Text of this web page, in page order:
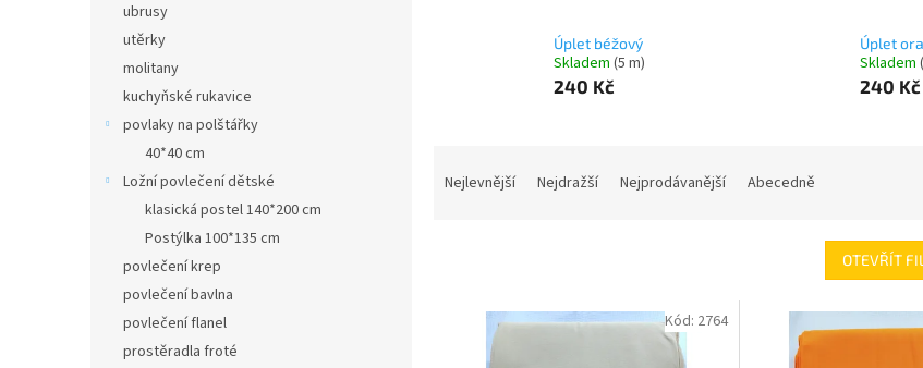
ubrusy
utěrky
molitany
kuchyňské rukavice
povlaky na polštářky
40*40 cm
Ložní povlečení dětské
klasická postel 140*200 cm
Postýlka 100*135 cm
povlečení krep
povlečení bavlna
povlečení flanel
prostěradla froté
Úplet béžový
Skladem (5 m)
240 Kč
Úplet
Skladem
240 Kč
Nejlevnější Nejdražší Nejprodávanější Abecedně
OTEVŘÍT
Kód: 2764